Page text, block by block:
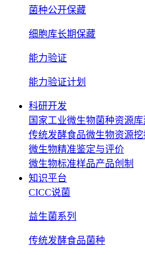
菌种公开保藏
细胞库长期保藏
能力验证
能力验证计划
科研开发
国家工业微生物菌种资源
传统发酵食品微生物资源
微生物精准鉴定与评价
微生物标准样品产品创制
知识平台
CICC说菌
益生菌系列
传统发酵食品菌种